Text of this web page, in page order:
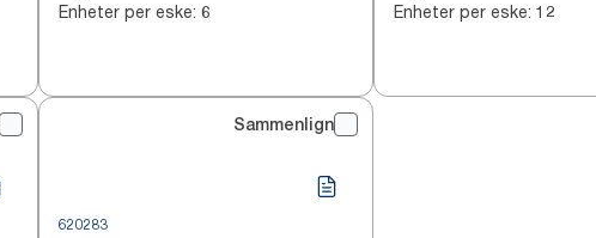
Enheter per eske: 6 Enheter per eske: 12
Sammenlign
620283